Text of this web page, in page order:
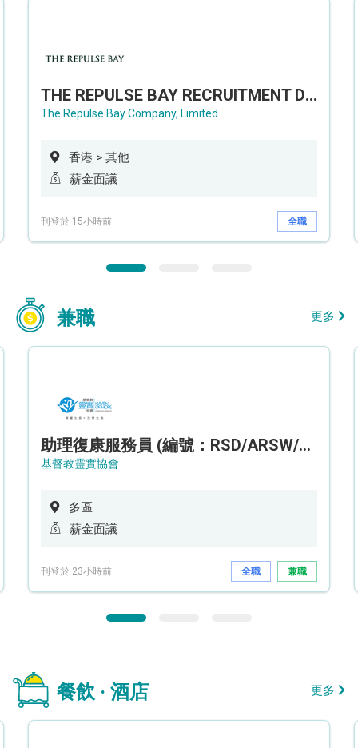
THE REPULSE BAY RECRUITMENT DAY 淺水灣影灣園人才招聘會
The Repulse Bay Company, Limited
香港 > 其他
薪金面議
刊登於 15小時前 全職
兼職 更多
助理復康服務員 (編號：RSD/ARSW/CTE)
基督教靈實協會
多區
薪金面議
刊登於 23小時前 全職 兼職
餐飲 · 酒店 更多